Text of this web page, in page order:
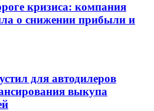
кризиса: компания
о снижении прибыли и
для автодилеров
выкупа